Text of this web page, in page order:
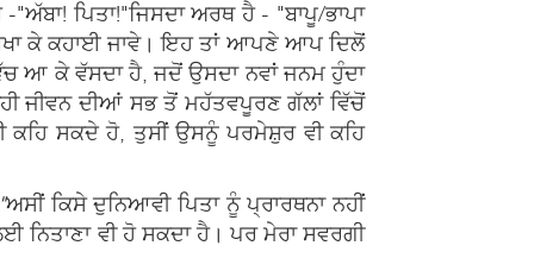
ਪਿਤਾ!"ਜਿਸਦਾ ਅਰਥ ਹੈ - "ਬਾਪੂ/ਭਾਪਾ
ਕੇ ਕਹਾਈ ਜਾਵੇ। ਇਹ ਤਾਂ ਆਪਣੇ ਆਪ ਦਿਲੋਂ
ਆ ਕੇ ਵੱਸਦਾ ਹੈ, ਜਦੋਂ ਉਸਦਾ ਨਵਾਂ ਜਨਮ ਹੁੰਦਾ
ਜੀਵਨ ਦੀਆਂ ਸਭ ਤੋਂ ਮਹੱਤਵਪੂਰਣ ਗੱਲਾਂ ਵਿੱਚੋਂ
ਸਕਦੇ ਹੋ, ਤੁਸੀਂ ਉਸਨੂੰ ਪਰਮੇਸ਼ੁਰ ਵੀ ਕਹਿ
ਅਸੀਂ ਕਿਸੇ ਦੁਨਿਆਵੀ ਪਿਤਾ ਨੂੰ ਪ੍ਰਾਰਥਨਾ ਨਹੀਂ
ਵੀ ਹੋ ਸਕਦਾ ਹੈ। ਪਰ ਮੇਰਾ ਸਵਰਗੀ